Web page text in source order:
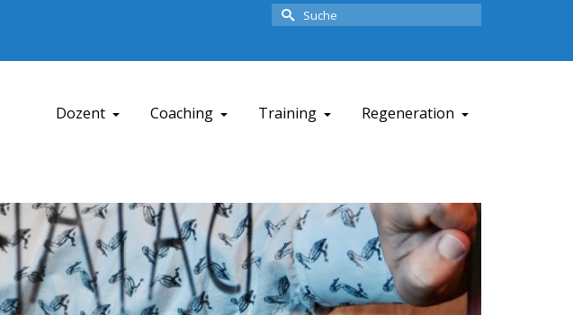
Suche
nach:
Dozent Coaching Training Regeneration